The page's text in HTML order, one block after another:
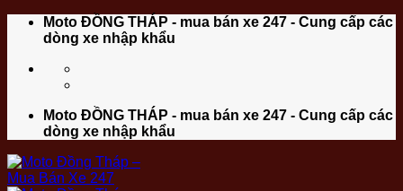
dung
Moto ĐỒNG THÁP - mua bán xe 247 - Cung cấp các
dòng xe nhập khẩu
Moto ĐỒNG THÁP - mua bán xe 247 - Cung cấp các
dòng xe nhập khẩu